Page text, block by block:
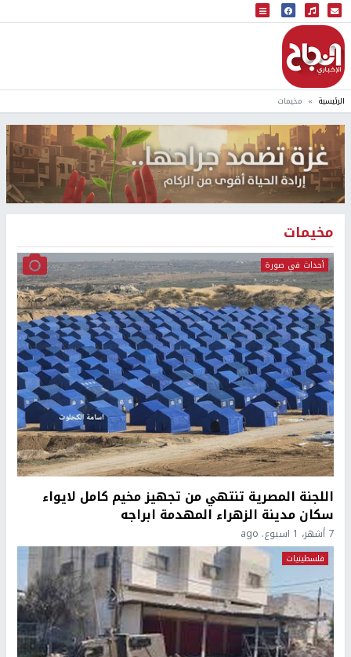
البث المباشر
إذاعة النجاح
الرئيسية مخيمات
مخيمات
أحداث في صورة
اللجنة المصرية تنتهي من تجهيز مخيم كامل لايواء
سكان مدينة الزهراء المهدمة ابراجه
7 أشهر، 1 اسبوع. ago
فلسطينيات